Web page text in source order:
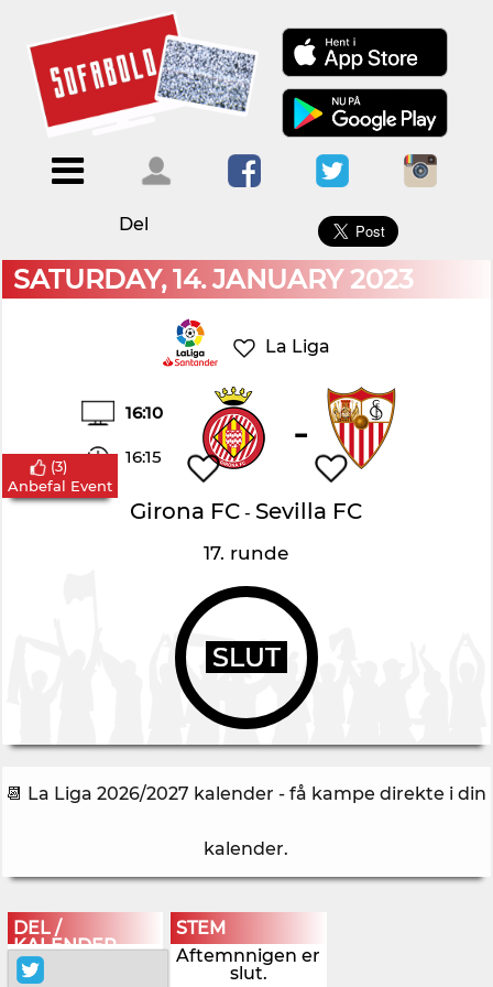
Menu
ForsideKalendere
Blogs
Om
Sofabold
Kontakt
bruger
ind
×
Del
SATURDAY, 14. JANUARY 2023
La Liga
16:10
16:15 -
Girona FC - Sevilla FC
17. runde
SLUT
(3)
Anbefal Event
📆 La Liga 2026/2027 kalender - få kampe direkte i din
kalender.
DEL /
KALENDER
STEM
Aftemnnigen er
slut.